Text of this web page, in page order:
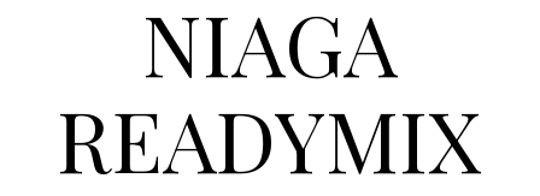
NIAGA
READYMIX